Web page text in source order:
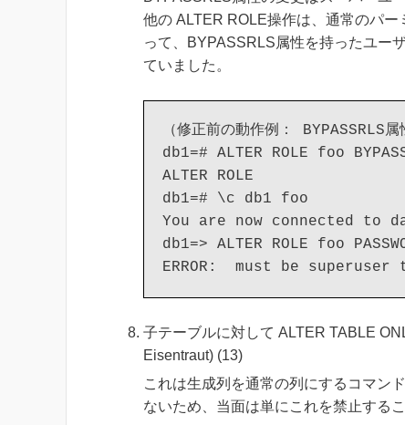
他の ALTER ROLE操作は、通常のパ
って、BYPASSRLS属性を持ったユー
ていました。
（修正前の動作例： BYPASSRLS
db1=# ALTER ROLE foo
ALTER ROLE
db1=# \c db1 foo
You are now connected to
db1=> ALTER ROLE foo
子テーブルに対して ALTER TABLE
Eisentraut) (13)
これは生成列を通常の列にするコマン
ないため、当面は単にこれを禁止する